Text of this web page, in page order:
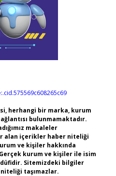
herhangi bir marka, kurum
bulunmamaktadır.
makaleler
alan içerikler haber niteliği
ve kişiler hakkında
kurum ve kişiler ile isim
Sitemizdeki bilgiler
taşımazlar.